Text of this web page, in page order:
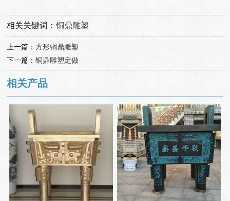
相关关键词：铜鼎雕塑
上一篇：方形铜鼎雕塑
下一篇：铜鼎雕塑定做
相关产品